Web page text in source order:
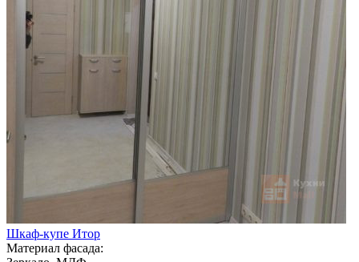
Шкаф-купе Итор
Материал фасада: